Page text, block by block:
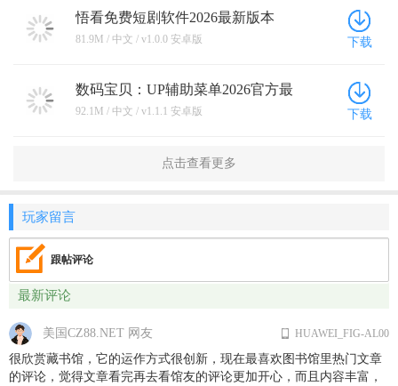
悟看免费短剧软件2026最新版本
v1.0.0 安卓版
81.9M / 中文 / v1.0.0 安卓版 下载
数码宝贝：UP辅助菜单2026官方最
新版本 v1.1.1 安卓版
92.1M / 中文 / v1.1.1 安卓版 下载
点击查看更多
玩家留言
跟帖评论
最新评论
美国CZ88.NET 网友
很欣赏藏书馆，它的运作方式很创新，现在最喜欢图书馆里热门文章
的评论，觉得文章看完再去看馆友的评论更加开心，而且内容丰富，
HUAWEI_FIG-AL00